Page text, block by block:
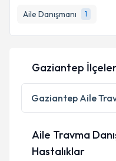
Aile Danışmanı
1
Gaziantep
Gaziantep Aile
Aile Travma
Hastalıklar